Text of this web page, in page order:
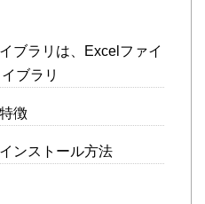
ブラリは、Excelファイ
ブラリ
徴
ンストール方法